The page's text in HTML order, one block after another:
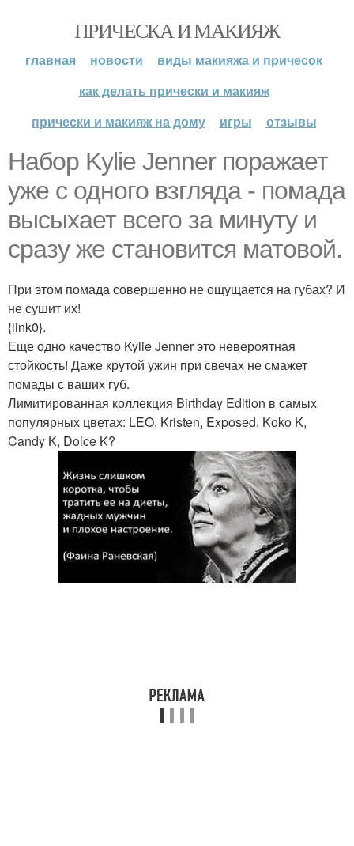
ПРИЧЕСКА И МАКИЯЖ
главная новости
виды макияжа и причесок
как делать прически и макияж
прически и макияж на дому
игры отзывы
Набор Kylie Jenner поражает
уже с одного взгляда - помада
высыхает всего за минуту и
сразу же становится матовой.
При этом помада совершенно не ощущается на губах? И
не сушит их!
{link0}.
Еще одно качество Kylie Jenner это невероятная
стойкость! Даже крутой ужин при свечах не смажет
помады с ваших губ.
Лимитированная коллекция Birthday Edition в самых
популярных цветах: LEO, Kristen, Exposed, Koko K,
Candy K, Dolce K?